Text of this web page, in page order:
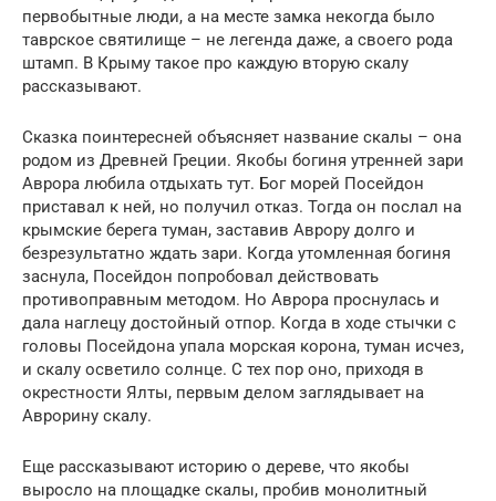
первобытные люди, а на месте замка некогда было
таврское святилище – не легенда даже, а своего рода
штамп. В Крыму такое про каждую вторую скалу
рассказывают.
Сказка поинтересней объясняет название скалы – она
родом из Древней Греции. Якобы богиня утренней зари
Аврора любила отдыхать тут. Бог морей Посейдон
приставал к ней, но получил отказ. Тогда он послал на
крымские берега туман, заставив Аврору долго и
безрезультатно ждать зари. Когда утомленная богиня
заснула, Посейдон попробовал действовать
противоправным методом. Но Аврора проснулась и
дала наглецу достойный отпор. Когда в ходе стычки с
головы Посейдона упала морская корона, туман исчез,
и скалу осветило солнце. С тех пор оно, приходя в
окрестности Ялты, первым делом заглядывает на
Аврорину скалу.
Еще рассказывают историю о дереве, что якобы
выросло на площадке скалы, пробив монолитный